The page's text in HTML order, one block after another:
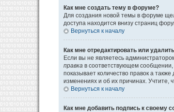
Как мне создать тему в форуме?
Для создания новой темы в форуме
доступа находится внизу страниц
Вернуться к началу
Как мне отредактировать или
Если вы не являетесь
правка в соответствующем сообщении,
показывает количество правок а
изменениях и об их причинах. Учтите,
Вернуться к началу
Как мне добавить подпись к своему